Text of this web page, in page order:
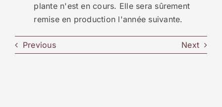
plante n'est en cours. Elle sera sûrement
remise en production l'année suivante.
Previous Next